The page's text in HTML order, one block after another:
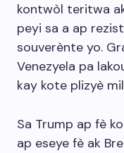
kontwòl teritwa
peyi sa a ap
souverènte yo.
Venezyela pa
kay kote plizyè
Sa Trump ap fè
ap eseye fè ak